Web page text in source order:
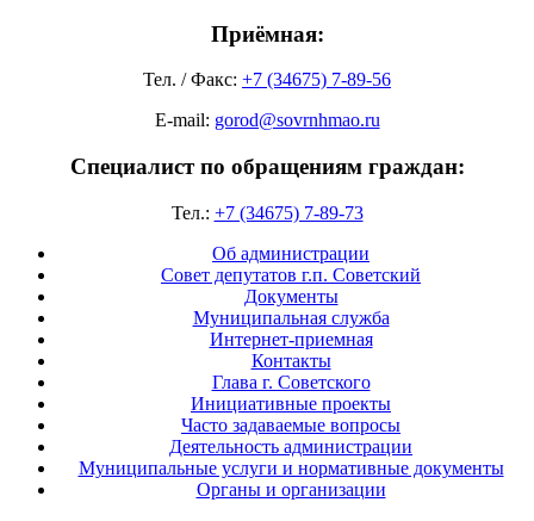
Приёмная:
Тел. / Факс: +7 (34675) 7-89-56
E-mail: gorod@sovrnhmao.ru
Специалист по обращениям граждан:
Тел.: +7 (34675) 7-89-73
Об администрации
Совет депутатов г.п. Советский
Документы
Муниципальная служба
Интернет-приемная
Контакты
Глава г. Советского
Инициативные проекты
Часто задаваемые вопросы
Деятельность администрации
Муниципальные услуги и нормативные документы
Органы и организации